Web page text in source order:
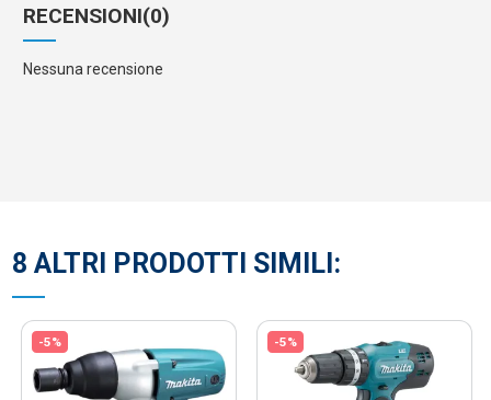
RECENSIONI(0)
Nessuna recensione
8 ALTRI PRODOTTI SIMILI:
-5% -5%